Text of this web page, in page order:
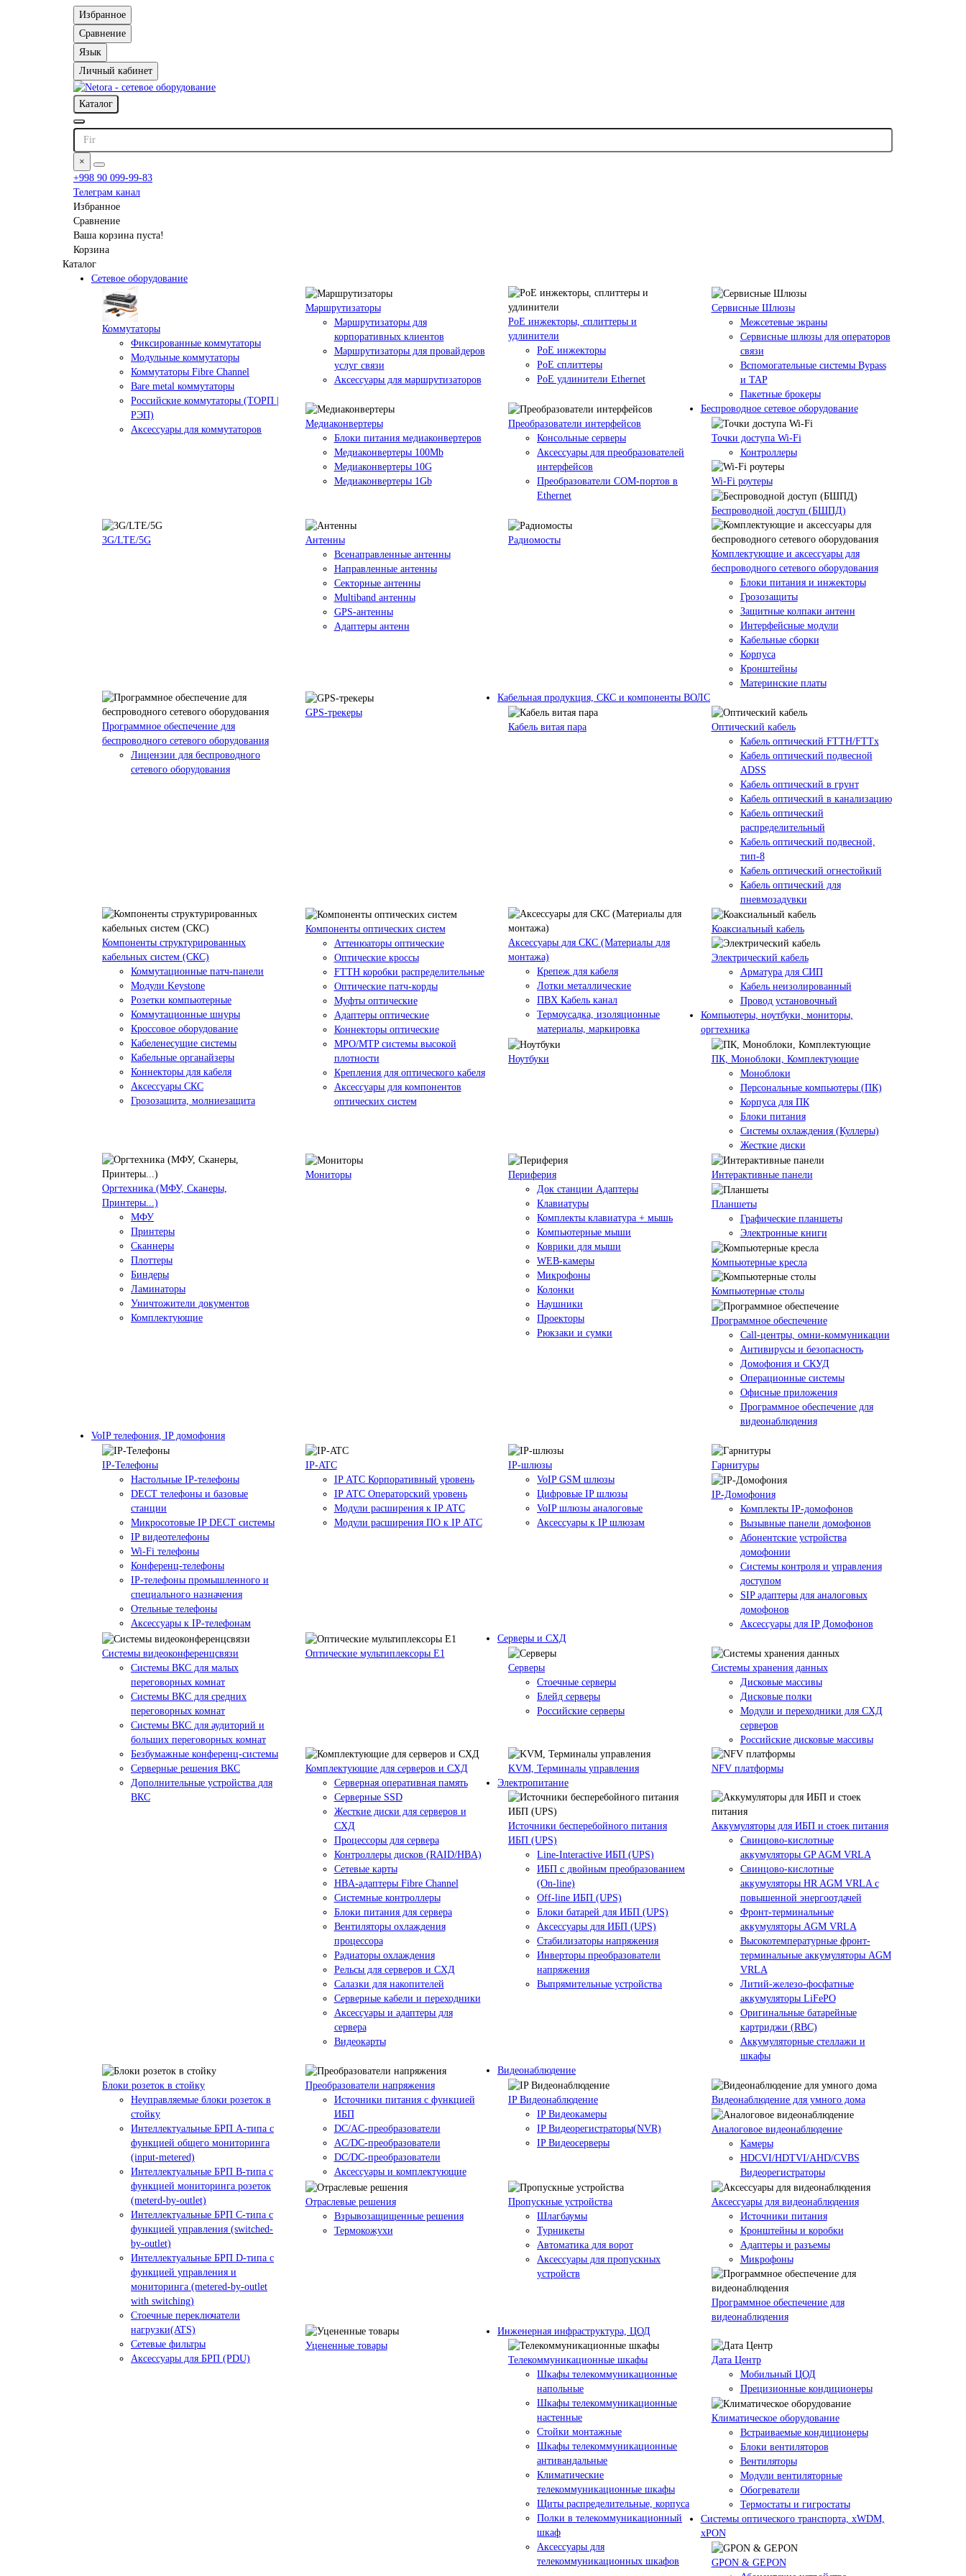
Избранное
Сравнение
Язык
Личный кабинет
Каталог
×
+998 90 099-99-83
Телеграм канал
Избранное
Сравнение
Ваша корзина пуста!
Корзина
Каталог
Сетевое оборудование
Коммутаторы
Фиксированные коммутаторы
Модульные коммутаторы
Коммутаторы Fibre Channel
Bare metal коммутаторы
Российские коммутаторы (ТОРП |
РЭП)
Аксессуары для коммутаторов
Маршрутизаторы
Маршрутизаторы для
корпоративных клиентов
Маршрутизаторы для провайдеров
услуг связи
Аксессуары для маршрутизаторов
PoE инжекторы, сплиттеры и
удлинители
PoE инжекторы
PoE сплиттеры
PoE удлинители Ethernet
Сервисные Шлюзы
Межсетевые экраны
Сервисные шлюзы для операторов
связи
Вспомогательные системы Bypass
и TAP
Пакетные брокеры
Медиаконвертеры
Блоки питания медиаконвертеров
Медиаконвертеры 100Mb
Медиаконвертеры 10G
Медиаконвертеры 1Gb
Преобразователи интерфейсов
Консольные серверы
Аксессуары для преобразователей
интерфейсов
Преобразователи COM-портов в
Ethernet
Беспроводное сетевое оборудование
Точки доступа Wi-Fi
Контроллеры
Wi-Fi роутеры
Беспроводной доступ (БШПД)
3G/LTE/5G
Антенны
Всенаправленные антенны
Направленные антенны
Секторные антенны
Multiband антенны
GPS-антенны
Адаптеры антенн
Радиомосты
Комплектующие и аксессуары для
беспроводного сетевого оборудования
Блоки питания и инжекторы
Грозозащиты
Защитные колпаки антенн
Интерфейсные модули
Кабельные сборки
Корпуса
Кронштейны
Материнские платы
Программное обеспечение для
беспроводного сетевого оборудования
Лицензии для беспроводного
сетевого оборудования
GPS-трекеры
Кабельная продукция, СКС и компоненты ВОЛС
Кабель витая пара
Оптический кабель
Кабель оптический FTTH/FTTx
Кабель оптический подвесной
ADSS
Кабель оптический в грунт
Кабель оптический в канализацию
Кабель оптический
распределительный
Кабель оптический подвесной,
тип-8
Кабель оптический огнестойкий
Кабель оптический для
пневмозадувки
Компоненты структурированных
кабельных систем (СКС)
Коммутационные патч-панели
Модули Keystone
Розетки компьютерные
Коммутационные шнуры
Кроссовое оборудование
Кабеленесущие системы
Кабельные органайзеры
Коннекторы для кабеля
Аксессуары СКС
Грозозащита, молниезащита
Компоненты оптических систем
Аттенюаторы оптические
Оптические кроссы
FTTH коробки распределительные
Оптические патч-корды
Муфты оптические
Адаптеры оптические
Коннекторы оптические
MPO/MTP системы высокой
плотности
Крепления для оптического кабеля
Аксессуары для компонентов
оптических систем
Аксессуары для СКС (Материалы для
монтажа)
Крепеж для кабеля
Лотки металлические
ПВХ Кабель канал
Термоусадка, изоляционные
материалы, маркировка
Коаксиальный кабель
Электрический кабель
Арматура для СИП
Кабель неизолированный
Провод установочный
Компьютеры, ноутбуки, мониторы,
оргтехника
Ноутбуки
ПК, Моноблоки, Комплектующие
Моноблоки
Персональные компьютеры (ПК)
Корпуса для ПК
Блоки питания
Системы охлаждения (Куллеры)
Жесткие диски
Оргтехника (МФУ, Сканеры,
Принтеры...)
МФУ
Принтеры
Сканнеры
Плоттеры
Биндеры
Ламинаторы
Уничтожители документов
Комплектующие
Мониторы
Периферия
Док станции Адаптеры
Клавиатуры
Комплекты клавиатура + мышь
Компьютерные мыши
Коврики для мыши
WEB-камеры
Микрофоны
Колонки
Наушники
Проекторы
Рюкзаки и сумки
Интерактивные панели
Планшеты
Графические планшеты
Электронные книги
Компьютерные кресла
Компьютерные столы
Программное обеспечение
Call-центры, омни-коммуникации
Антивирусы и безопасность
Домофония и СКУД
Операционные системы
Офисные приложения
Программное обеспечение для
видеонаблюдения
VoIP телефония, IP домофония
IP-Телефоны
Настольные IP-телефоны
DECT телефоны и базовые
станции
Микросотовые IP DECT системы
IP видеотелефоны
Wi-Fi телефоны
Конференц-телефоны
IP-телефоны промышленного и
специального назначения
Отельные телефоны
Аксессуары к IP-телефонам
IP-ATC
IP АТС Корпоративный уровень
IP АТС Операторский уровень
Модули расширения к IP АТС
Модули расширения ПО к IP АТС
IP-шлюзы
VoIP GSM шлюзы
Цифровые IP шлюзы
VoIP шлюзы аналоговые
Аксессуары к IP шлюзам
Гарнитуры
IP-Домофония
Комплекты IP-домофонов
Вызывные панели домофонов
Абонентские устройства
домофонии
Системы контроля и управления
доступом
SIP адаптеры для аналоговых
домофонов
Аксессуары для IP Домофонов
Системы видеоконференцсвязи
Системы ВКС для малых
переговорных комнат
Системы ВКС для средних
переговорных комнат
Системы ВКС для аудиторий и
больших переговорных комнат
Безбумажные конференц-системы
Серверные решения ВКС
Дополнительные устройства для
ВКС
Оптические мультиплексоры Е1
Серверы и СХД
Серверы
Стоечные серверы
Блейд серверы
Российские серверы
Системы хранения данных
Дисковые массивы
Дисковые полки
Модули и переходники для СХД
серверов
Российские дисковые массивы
Комплектующие для серверов и СХД
Серверная оперативная память
Серверные SSD
Жесткие диски для серверов и
СХД
Процессоры для сервера
Контроллеры дисков (RAID/HBA)
Сетевые карты
HBA-адаптеры Fibre Channel
Системные контроллеры
Блоки питания для сервера
Вентиляторы охлаждения
процессора
Радиаторы охлаждения
Рельсы для серверов и СХД
Салазки для накопителей
Серверные кабели и переходники
Аксессуары и адаптеры для
сервера
Видеокарты
KVM, Терминалы управления
NFV платформы
Электропитание
Источники бесперебойного питания
ИБП (UPS)
Line-Interactive ИБП (UPS)
ИБП с двойным преобразованием
(On-line)
Off-line ИБП (UPS)
Блоки батарей для ИБП (UPS)
Аксессуары для ИБП (UPS)
Стабилизаторы напряжения
Инверторы преобразователи
напряжения
Выпрямительные устройства
Аккумуляторы для ИБП и стоек питания
Свинцово-кислотные
аккумуляторы GP AGM VRLA
Свинцово-кислотные
аккумуляторы HR AGM VRLA с
повышенной энергоотдачей
Фронт-терминальные
аккумуляторы AGM VRLA
Высокотемпературные фронт-
терминальные аккумуляторы AGM
VRLA
Литий-железо-фосфатные
аккумуляторы LiFePO
Оригинальные батарейные
картриджи (RBC)
Аккумуляторные стеллажи и
шкафы
Блоки розеток в стойку
Неуправляемые блоки розеток в
стойку
Интеллектуальные БРП А-типа с
функцией общего мониторинга
(input-metered)
Интеллектуальные БРП B-типа с
функцией мониторинга розеток
(meterd-by-outlet)
Интеллектуальные БРП C-типа с
функцией управления (switched-
by-outlet)
Интеллектуальные БРП D-типа с
функцией управления и
мониторинга (metered-by-outlet
with switching)
Стоечные переключатели
нагрузки(ATS)
Сетевые фильтры
Аксессуары для БРП (PDU)
Преобразователи напряжения
Источники питания c функцией
ИБП
DC/AC-преобразователи
AC/DC-преобразователи
DC/DC-преобразователи
Аксессуары и комплектующие
Видеонаблюдение
IP Видеонаблюдение
IP Видеокамеры
IP Видеорегистраторы(NVR)
IP Видеосерверы
Видеонаблюдение для умного дома
Аналоговое видеонаблюдение
Камеры
HDCVI/HDTVI/AHD/CVBS
Видеорегистраторы
Отраслевые решения
Взрывозащищенные решения
Термокожухи
Пропускные устройства
Шлагбаумы
Турникеты
Автоматика для ворот
Аксессуары для пропускных
устройств
Аксессуары для видеонаблюдения
Источники питания
Кронштейны и коробки
Адаптеры и разъемы
Микрофоны
Программное обеспечение для
видеонаблюдения
Уцененные товары
Инженерная инфраструктура, ЦОД
Телекоммуникационные шкафы
Шкафы телекоммуникационные
напольные
Шкафы телекоммуникационные
настенные
Стойки монтажные
Шкафы телекоммуникационные
антивандальные
Климатические
телекоммуникационные шкафы
Щиты распределительные, корпуса
Полки в телекоммуникационный
шкаф
Аксессуары для
телекоммуникационных шкафов
Дата Центр
Мобильный ЦОД
Прецизионные кондиционеры
Климатичeское оборудование
Встраиваемые кондиционеры
Блоки вентиляторов
Вентиляторы
Модули вентиляторные
Обогреватели
Термостаты и гигростаты
Системы оптического транспорта, xWDM,
xPON
GPON & GEPON